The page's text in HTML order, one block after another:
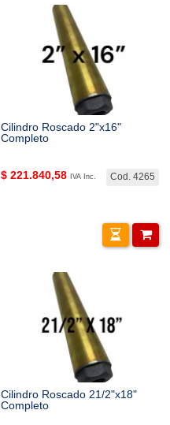
Cilindro Roscado 2"x16"
Completo
Cod. 4265
$ 221.840,58 IVA Inc.
Cilindro Roscado 21/2"x18"
Completo